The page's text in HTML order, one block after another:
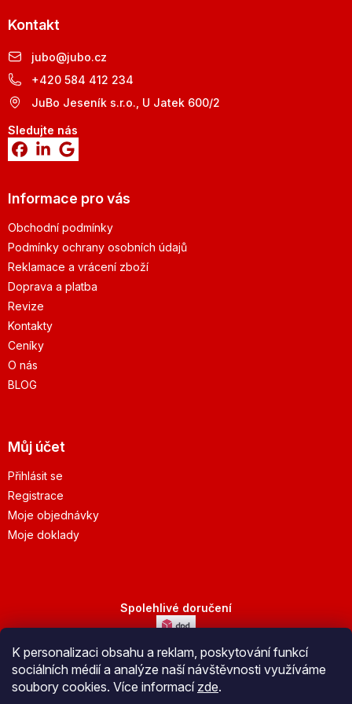
K personalizaci obsahu a reklam, poskytování funkcí
sociálních médií a analýze naší návštěvnosti využíváme
soubory cookies. Více informací zde.
Kontakt
jubo@jubo.cz
+420 584 412 234
JuBo Jeseník s.r.o., U Jatek 600/2
Sledujte nás
Informace pro vás
Obchodní podmínky
Podmínky ochrany osobních údajů
Reklamace a vrácení zboží
Doprava a platba
Revize
Kontakty
Ceníky
O nás
BLOG
Můj účet
Přihlásit se
Registrace
Moje objednávky
Moje doklady
Spolehlivé doručení
Bezpečná platba